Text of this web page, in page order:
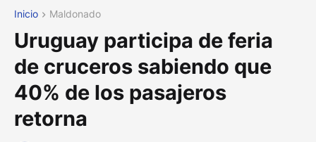
Inicio Maldonado
Uruguay participa de feria
de cruceros sabiendo que
40% de los pasajeros
retorna